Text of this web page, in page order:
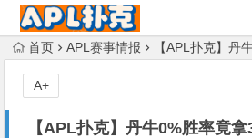
首页 APL赛事情报 【APL扑克】丹牛0%胜率
【APL扑克】丹牛0%胜率竟
A+